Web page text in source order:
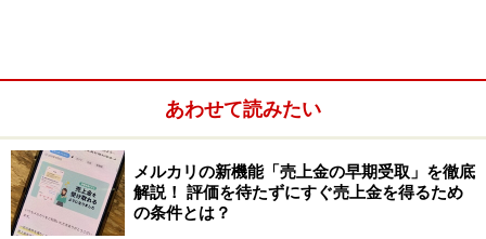
あるいは「ネコポスで送れると思っていたけれど、実際
は宅急便サイズだった」というように、思いがけずサイ
あわせて読みたい
メルカリの新機能「売上金の早期受取」を徹底
解説！ 評価を待たずにすぐ売上金を得るため
の条件とは？